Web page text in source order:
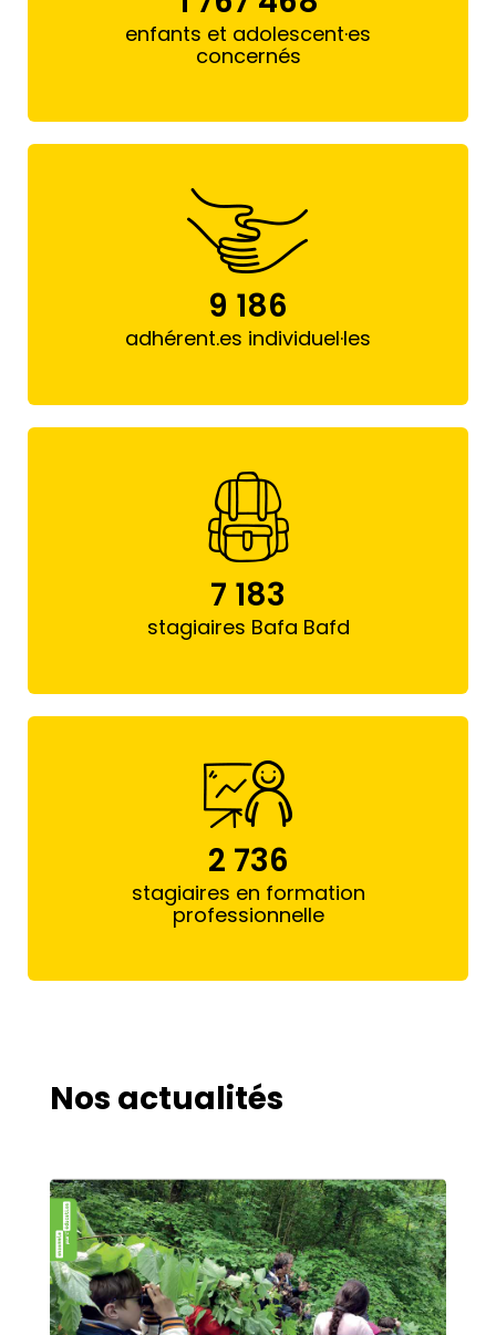
enfants et adolescent·es
concernés
9 186
adhérent.es individuel·les
7 183
stagiaires Bafa Bafd
2 736
stagiaires en formation
professionnelle
Nos actualités